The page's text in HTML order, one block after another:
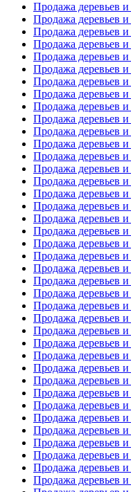
Продажа деревьев
Продажа деревьев
Продажа деревьев
Продажа деревьев
Продажа деревьев
Продажа деревьев
Продажа деревьев
Продажа деревьев
Продажа деревьев
Продажа деревьев
Продажа деревьев
Продажа деревьев
Продажа деревьев
Продажа деревьев
Продажа деревьев и
Продажа деревьев
Продажа деревьев
Продажа деревьев
Продажа деревьев
Продажа деревьев
Продажа деревьев
Продажа деревьев
Продажа деревьев
Продажа деревьев
Продажа деревьев
Продажа деревьев
Продажа деревьев
Продажа деревьев
Продажа деревьев
Продажа деревьев
Продажа деревьев
Продажа деревьев
Продажа деревьев
Продажа деревьев
Продажа деревьев
Продажа деревьев
Продажа деревьев
Продажа деревьев
Продажа деревьев